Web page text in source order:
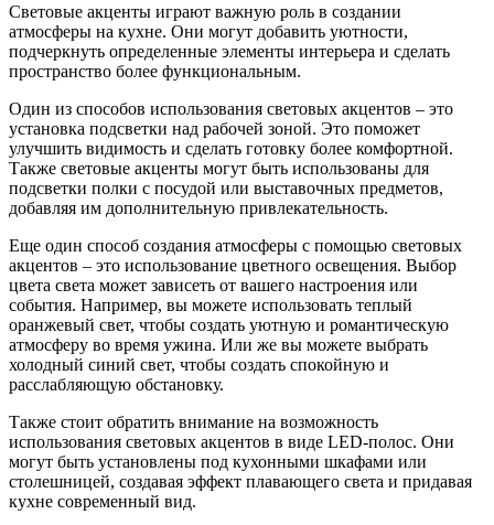
Световые акценты играют важную роль в создании
атмосферы на кухне. Они могут добавить уютности,
подчеркнуть определенные элементы интерьера и сделать
пространство более функциональным.
Один из способов использования световых акцентов – это
установка подсветки над рабочей зоной. Это поможет
улучшить видимость и сделать готовку более комфортной.
Также световые акценты могут быть использованы для
подсветки полки с посудой или выставочных предметов,
добавляя им дополнительную привлекательность.
Еще один способ создания атмосферы с помощью световых
акцентов – это использование цветного освещения. Выбор
цвета света может зависеть от вашего настроения или
события. Например, вы можете использовать теплый
оранжевый свет, чтобы создать уютную и романтическую
атмосферу во время ужина. Или же вы можете выбрать
холодный синий свет, чтобы создать спокойную и
расслабляющую обстановку.
Также стоит обратить внимание на возможность
использования световых акцентов в виде LED-полос. Они
могут быть установлены под кухонными шкафами или
столешницей, создавая эффект плавающего света и придавая
кухне современный вид.